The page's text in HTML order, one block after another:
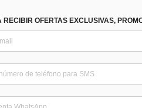
OFERTAS EXCLUSIVAS,